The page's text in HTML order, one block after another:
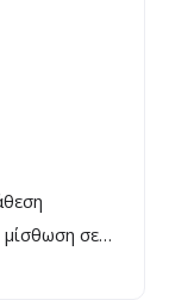
μίσθωση σε